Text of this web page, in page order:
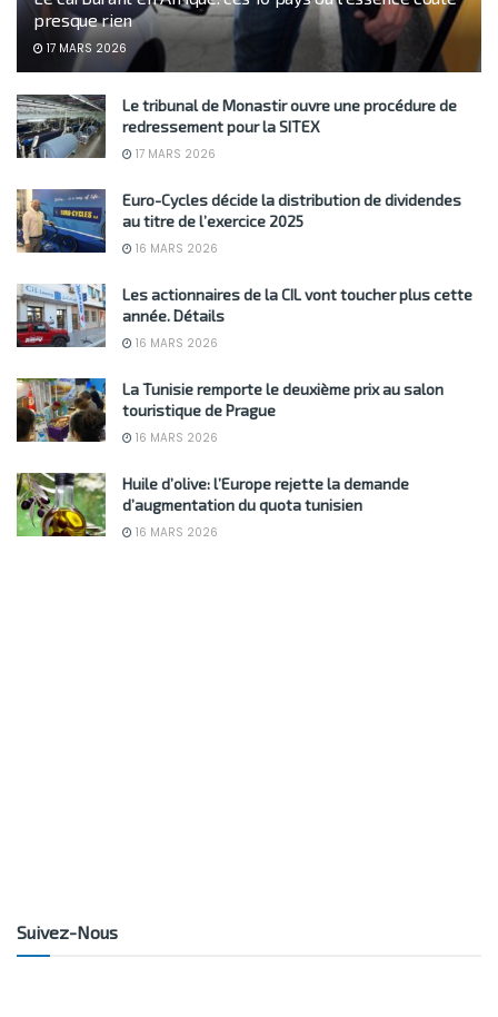
presque rien
17 MARS 2026
Le tribunal de Monastir ouvre une procédure de
redressement pour la SITEX
17 MARS 2026
Euro-Cycles décide la distribution de dividendes
au titre de l’exercice 2025
16 MARS 2026
Les actionnaires de la CIL vont toucher plus cette
année. Détails
16 MARS 2026
La Tunisie remporte le deuxième prix au salon
touristique de Prague
16 MARS 2026
Huile d’olive: l’Europe rejette la demande
d’augmentation du quota tunisien
16 MARS 2026
Suivez-Nous